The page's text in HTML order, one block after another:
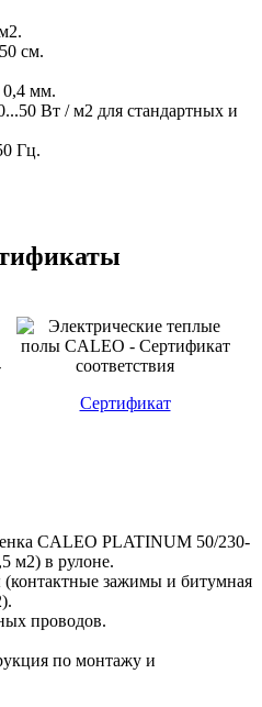
см.
0,4 мм.
Вт / м2 для стандартных и
Гц.
Сертификат
CALEO PLATINUM 50/230-
м2) в рулоне.
зажимы и битумная
проводов.
по монтажу и